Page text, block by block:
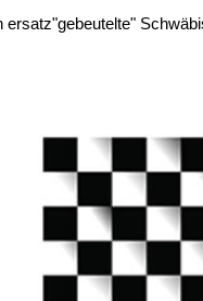
ersatz"gebeutelte"